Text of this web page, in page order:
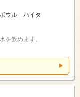
ウル ハイタ
を飲めます。